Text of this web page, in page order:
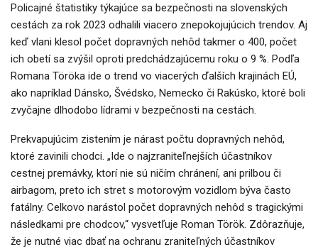
Policajné štatistiky týkajúce sa bezpečnosti na slovenských
cestách za rok 2023 odhalili viacero znepokojujúcich trendov. Aj
keď vlani klesol počet dopravných nehôd takmer o 400, počet
ich obetí sa zvýšil oproti predchádzajúcemu roku o 9 %. Podľa
Romana Töröka ide o trend vo viacerých ďalších krajinách EÚ,
ako napríklad Dánsko, Švédsko, Nemecko či Rakúsko, ktoré boli
zvyčajne dlhodobo lídrami v bezpečnosti na cestách.
Prekvapujúcim zistením je nárast počtu dopravných nehôd,
ktoré zavinili chodci. „Ide o najzraniteľnejších účastníkov
cestnej premávky, ktorí nie sú ničím chránení, ani prilbou či
airbagom, preto ich stret s motorovým vozidlom býva často
fatálny. Celkovo narástol počet dopravných nehôd s tragickými
následkami pre chodcov,“ vysvetľuje Roman Török. Zdôrazňuje,
že je nutné viac dbať na ochranu zraniteľných účastníkov